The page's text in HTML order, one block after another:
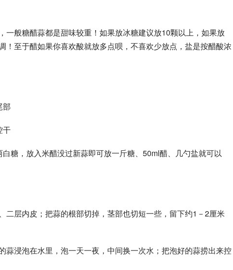
一般糖醋蒜都是甜味较重！如果放冰糖建议放10颗以上，如果放
！至于醋如果你喜欢酸就放多点呗，不喜欢少放点，盐是按醋酸浓
部
干
糖，放入米醋没过新蒜即可放一斤糖、50ml醋、几勺盐就可以
二层内皮；把蒜的根部切掉，茎部也切短一些，留下约1－2厘米
蒜浸泡在水里，泡一天一夜，中间换一次水；把泡好的蒜捞出来控